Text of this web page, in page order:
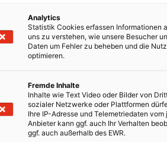
etwas Anderes?
finden Sie aktuelle
Podcasts...
und Energie
Industrie- und Handelskammer
Industrie- und Handelskammer
AHK.de
Analytics
Statistik Cookies erfassen Informationen
uns zu verstehen, wie unsere Besucher
Daten um Fehler zu beheben und die
optimieren.
Fremde Inhalte
Inhalte wie Text Video oder Bilder von
sozialer Netzwerke oder Plattformen
Ihre IP-Adresse und Telemetriedaten
Anbieter kann ggf. auch Ihr Verhalten
ggf. auch außerhalb des EWR.